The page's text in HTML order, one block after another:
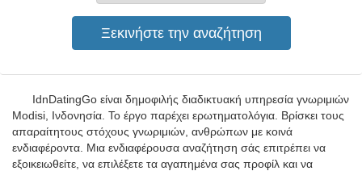
IdnDatingGo είναι δημοφιλής διαδικτυακή υπηρεσία γνωριμιών
Modisi, Ινδονησία. Το έργο παρέχει ερωτηματολόγια. Βρίσκει τους
απαραίτητους στόχους γνωριμιών, ανθρώπων με κοινά
ενδιαφέροντα. Μια ενδιαφέρουσα αναζήτηση σάς επιτρέπει να
εξοικειωθείτε, να επιλέξετε τα αγαπημένα σας προφίλ και να